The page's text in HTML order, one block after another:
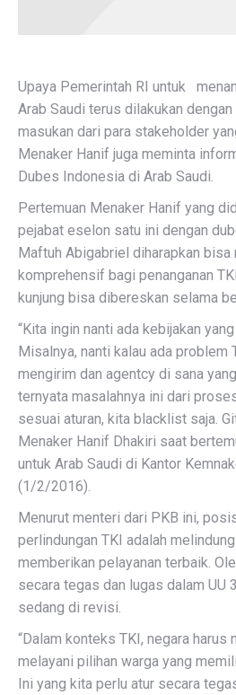
Upaya Pemerintah RI untuk
Arab Saudi terus dilakukan
masukan dari para stakeholder
Menaker Hanif juga meminta
Dubes Indonesia di Arab Saudi.
Pertemuan Menaker Hanif yang
pejabat eselon satu ini dengan
Maftuh Abigabriel diharapkan bisa
komprehensif bagi penanganan
kunjung bisa dibereskan selama
“Kita ingin nanti ada kebijakan
Misalnya, nanti kalau ada problem
mengirim dan agentcy di sana
ternyata masalahnya ini dari
sesuai aturan, kita blacklist saja.
Menaker Hanif Dhakiri saat
untuk Arab Saudi di Kantor
(1/2/2016).
Menurut menteri dari PKB ini,
perlindungan TKI adalah
memberikan pelayanan terbaik.
secara tegas dan lugas dalam UU
sedang di revisi.
“Dalam konteks TKI, negara harus
melayani pilihan warga yang
Ini yang kita perlu atur secara